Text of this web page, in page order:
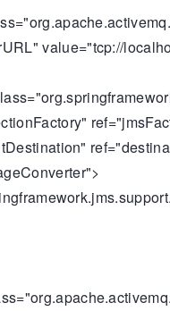
=
value="tcp://
=
ref=
ref=
>
=